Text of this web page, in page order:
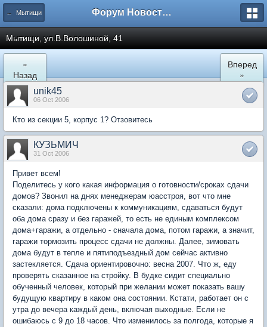
← Мытищи Форум Новостройки
Мытищи, ул.В.Волошиной, 41
«
Назад
Вперед
»
unik45
06 Oct 2006
Кто из секции 5, корпус 1? Отзовитесь
КУЗЬМИЧ
31 Oct 2006
Привет всем!
Поделитесь у кого какая информация о готовности/сроках сдачи
домов? Звонил на днях менеджерам юасстроя, вот что мне
сказали: дома подключены к коммуникациям, сдаваться будут
оба дома сразу и без гаражей, то есть не единым комплексом
дома+гаражи, а отдельно - сначала дома, потом гаражи, а значит,
гаражи тормозить процесс сдачи не должны. Далее, зимовать
дома будут в тепле и пятиподъездный дом сейчас активно
застекляется. Сдача ориентировочно: весна 2007. Что ж, еду
проверять сказанное на стройку. В будке сидит специально
обученный человек, который при желании может показать вашу
будущую квартиру в каком она состоянии. Кстати, работает он с
утра до вечера каждый день, включая выходные. Если не
ошибаюсь с 9 до 18 часов. Что изменилось за полгода, которые я